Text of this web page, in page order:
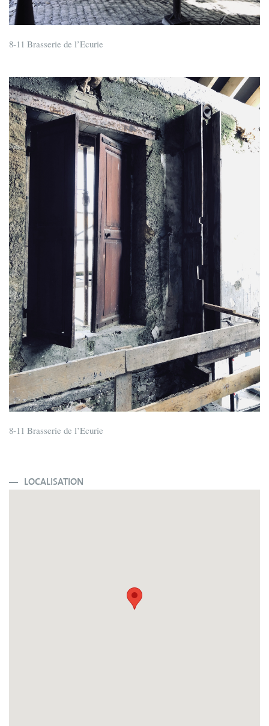
8-11 Brasserie de l’Ecurie
8-11 Brasserie de l’Ecurie
LOCALISATION